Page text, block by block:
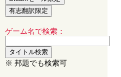
ゲーム名で検索：
※ 邦題でも検索可